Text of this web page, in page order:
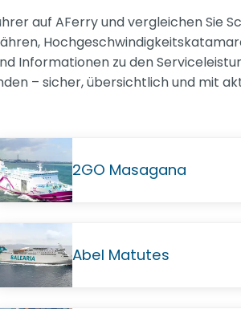
auf AFerry und vergleichen Sie
Informationen zu den
– sicher, übersichtlich und mit
2GO Masagana
Abel Matutes